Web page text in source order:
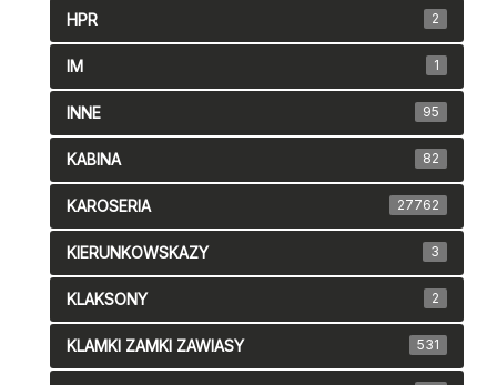
HPR 2
IM 1
INNE 95
KABINA 82
KAROSERIA 27762
KIERUNKOWSKAZY 3
KLAKSONY 2
KLAMKI ZAMKI ZAWIASY 531